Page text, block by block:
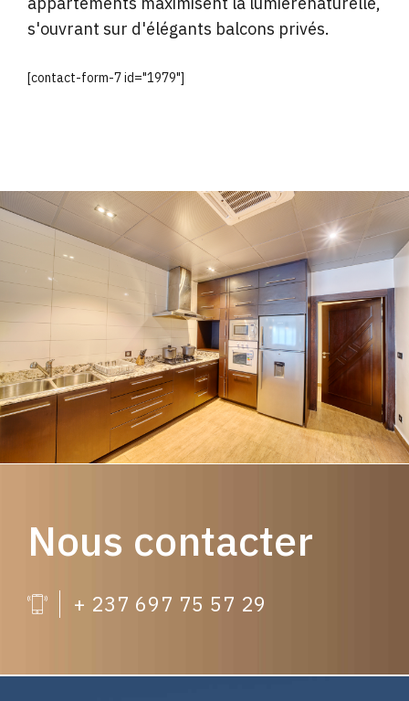
s'ouvrant sur d'élégants balcons privés.
[contact-form-7 id="1979"]
Nous contacter
+ 237 697 75 57 29